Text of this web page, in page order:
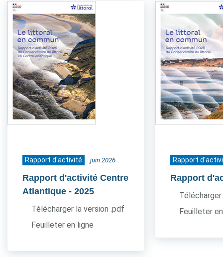
Rapport d'activité juin 2026
Rapport d'activité Centre
Atlantique - 2025
Télécharger la version .pdf
Feuilleter en ligne
Rapport
Rapport
Feuilleter